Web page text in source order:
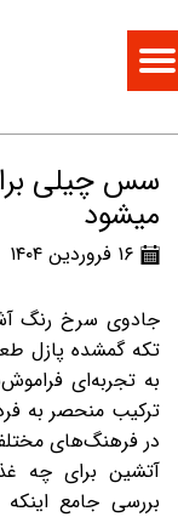
سس چیلی
میشود
۱۶ فروردین ۱۴۰۴
جادوی سرخ رنگ
تکه گمشده پازل
به تجربه‌ای
ترکیب منحصر به
در فرهنگ‌های
آتشین برای چه
بررسی جامع